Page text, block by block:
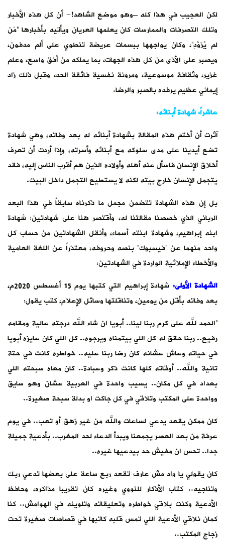
لكن العجيب في هذا كله –وهو موضع الشاهد!- أن كل هذه الأخبار
وتلك التصرفات والممارسات كان يعلمها العريان ويأتيه بأخبارها “مَن
لم يُزوَّدِ”، وكان يواجهها ببسمات عريضة تنطوي على ألم مدفون،
ويصبر على الأذى من كل هذه الجهات، بما يملكه من أفق واسع، وعلم
غزير، وثقافة موسوعية، ومرونة نفسية فائقة الحد، وقبل ذلك زاد
إيماني عظيم يرفده بالصبر والرضا.
عاشراً: شهادة أبنائه:
آثرت أن أختم هذه المقالة بشهادة أبنائه له بعد وفاته، وهي شهادة
تضع أيدينا على مدى سلوكه مع أبنائه وأسرته، وإذا أردت أن تعرف
أخلاق الإنسان فاسأل عنه أهله وأولاده الذين هم أقرب الناس إليه، فقد
يتجمل الإنسان خارج بيته لكنه لا يستطيع التجمل داخل البيت.
بل إن هذه الشهادة تتضمن مجمل ما ذكرناه سابقاً في هذا البعد
الرباني الذي خصصنا مقالتنا له، وأقتصر هنا على شهادتين: شهادة
ابنه إبراهيم، وشهادة ابنته أسماء، وأنقل الشهادتين من حساب كل
واحد منهما عن “فيسبوك” بنصه وحروفه، معتذراً عن اللغة العامية
والأخطاء الإملائية الواردة في الشهادتين:
الشهادة الأولى:
شهادة إبراهيم التي كتبها يوم 15 أغسطس 2020م،
بعد وفاته بأقل من يومين، وتناقلتها وسائل الإعلام، كتب يقول:
“الحمد لله على كرم ربنا لينا.. أبويا ان شاء الله درجته عالية ومقامه
رفيع.. ربنا حقق له كل اللي بيتمناه ويرجوه.. كل اللي كان عايزه أبويا
في حياته وعاش عشانه كان رضا ربنا عليه.. خواطره كانت في حتة
تانية والله.. أوقاته كلها كانت ذكر وعبادة.. كان معاه سبحته اللي
بعداد في كل مكان.. يسيب واحدة في العربية عشان وهو سايق
وواحدة على المكتب وتلاقي في كل جاكت او بدلة سبحة صغيرة..
كان ممكن يقعد يدعي لساعات والله من غير زهق أو تعب.. في يوم
عرفة من بعد العصر يجمعنا ويبدأ الدعاء لحد المغرب.. بأدعية جميلة
جدا.. تحس ان مفيش حد بيدعيها غيره..
كان يقولي يا واد مش عارف تقعد ربع ساعة على بعضها تدعي ربك
وتناجيه.. كتاب الأذكار للنووي وغيره كان تقريبا مذاكره، وحافظ
الأدعية وكنت بلاقي خواطره وتعليقاته وتلوينه في الهوامش.. كنا
كمان نلاقي الأدعية اللي تمس قلبه كاتبها في قصاصات صغيرة تحت
زجاج المكتب..